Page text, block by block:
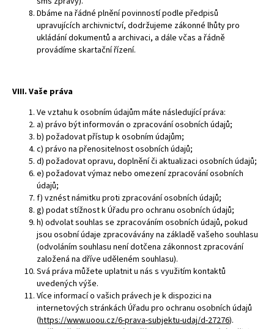
Dbáme na řádné plnění povinností podle předpisů
upravujících archivnictví, dodržujeme zákonné lhůty pro
ukládání dokumentů a archivaci, a dále včas a řádně
provádíme skartační řízení.
VIII. Vaše práva
Ve vztahu k osobním údajům máte následující práva:
a) právo být informován o zpracování osobních údajů;
b) požadovat přístup k osobním údajům;
c) právo na přenositelnost osobních údajů;
d) požadovat opravu, doplnění či aktualizaci osobních údajů;
e) požadovat výmaz nebo omezení zpracování osobních
údajů;
f) vznést námitku proti zpracování osobních údajů;
g) podat stížnost k Úřadu pro ochranu osobních údajů;
h) odvolat souhlas se zpracováním osobních údajů, pokud
jsou osobní údaje zpracovávány na základě vašeho souhlasu
(odvoláním souhlasu není dotčena zákonnost zpracování
založená na dříve uděleném souhlasu).
Svá práva můžete uplatnit u nás s využitím kontaktů
uvedených výše.
Více informací o vašich právech je k dispozici na
internetových stránkách Úřadu pro ochranu osobních údajů
(https://www.uoou.cz/6-prava-subjektu-udaj/d-27276).